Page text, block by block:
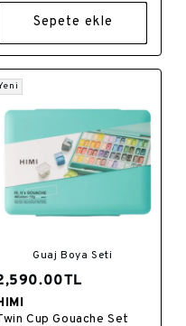
Sepete ekle
Guaj Boya Seti
Cup Gouache Set